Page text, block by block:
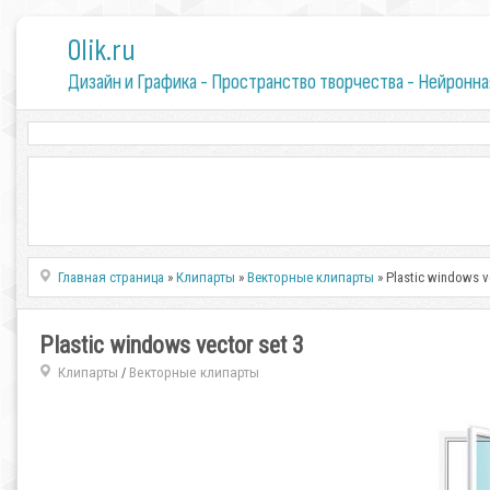
0lik.ru
Дизайн и Графика - Пространство творчества -
Главная страница »Клипарты »Векторные клипарты » Plastic windows
Plastic windows vector set 3
Клипарты / Векторные клипарты